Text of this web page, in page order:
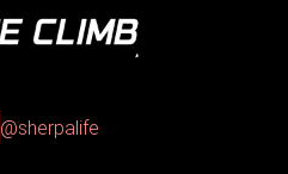
@sherpalife